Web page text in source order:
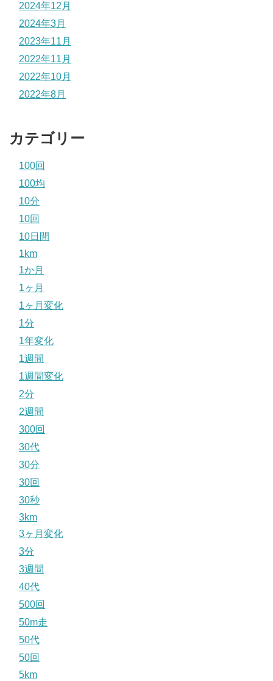
2024年12月
2024年3月
2023年11月
2022年11月
2022年10月
2022年8月
カテゴリー
100回
100均
10分
10回
10日間
1km
1か月
1ヶ月
1ヶ月変化
1分
1年変化
1週間
1週間変化
2分
2週間
300回
30代
30分
30回
30秒
3km
3ヶ月変化
3分
3週間
40代
500回
50m走
50代
50回
5km